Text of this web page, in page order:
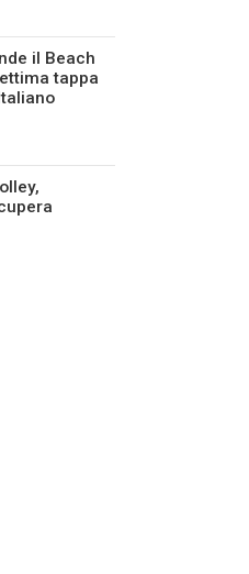
il Beach
tappa